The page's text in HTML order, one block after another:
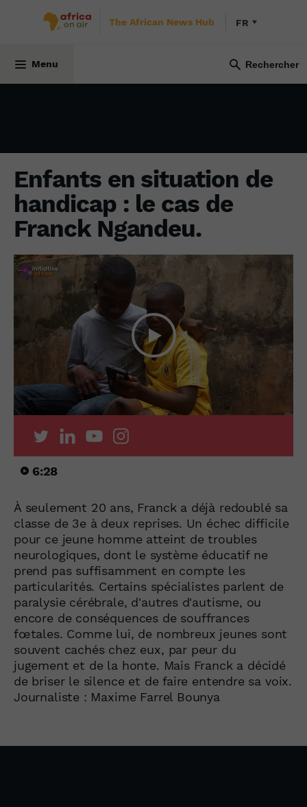
The African News Hub FR
Menu
Enfants en situation de
handicap : le cas de
Franck Ngandeu.
6:28
À seulement 20 ans, Franck a déjà redoublé sa
classe de 3e à deux reprises. Un échec difficile
pour ce jeune homme atteint de troubles
neurologiques, dont le système éducatif ne
prend pas suffisamment en compte les
particularités. Certains spécialistes parlent de
paralysie cérébrale, d'autres d'autisme, ou
encore de conséquences de souffrances
fœtales. Comme lui, de nombreux jeunes sont
souvent cachés chez eux, par peur du
jugement et de la honte. Mais Franck a décidé
de briser le silence et de faire entendre sa voix.
Journaliste : Maxime Farrel Bounya